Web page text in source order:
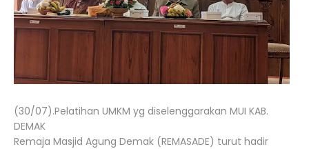
(30/07).Pelatihan UMKM yg diselenggarakan MUI KAB.
DEMAK
Remaja Masjid Agung Demak (REMASADE) turut hadir